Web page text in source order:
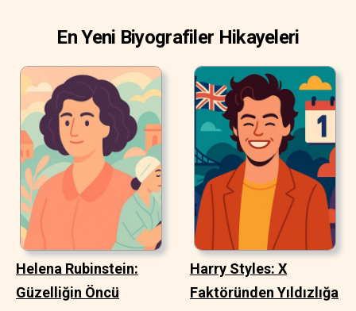
En Yeni Biyografiler Hikayeleri
Helena Rubinstein:
Güzelliğin Öncü
Harry Styles: X
Faktöründen Yıldızlığa